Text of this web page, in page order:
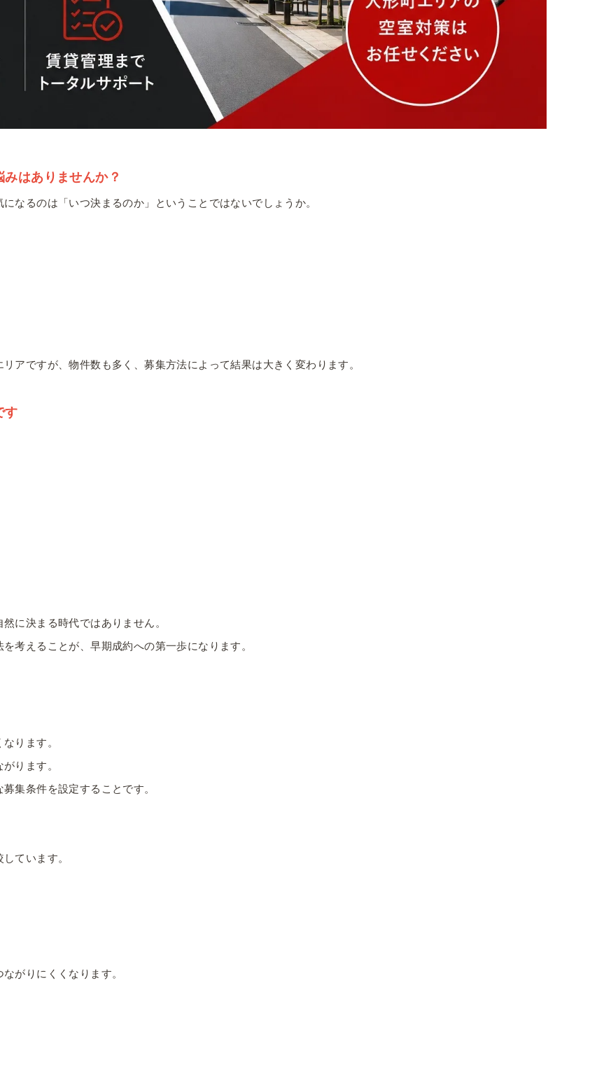
はありませんか？
なるのは「いつ決まるのか」ということではないでしょうか。
アですが、物件数も多く、募集方法によって結果は大きく変わります。
す
に決まる時代ではありません。
考えることが、早期成約への第一歩になります。
ります。
ります。
集条件を設定することです。
ています。
がりにくくなります。